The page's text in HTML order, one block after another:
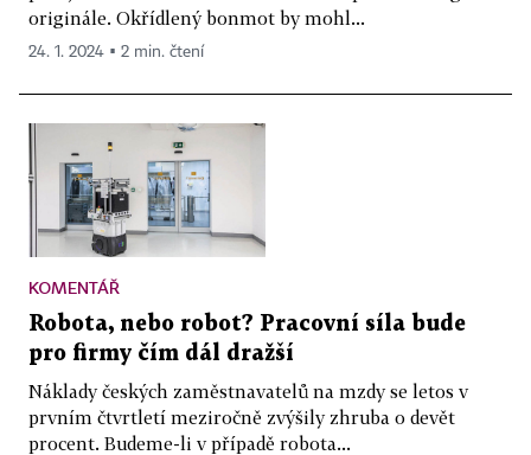
originále. Okřídlený bonmot by mohl...
24. 1. 2024 ▪ 2 min. čtení
KOMENTÁŘ
Robota, nebo robot? Pracovní síla bude
pro firmy čím dál dražší
Náklady českých zaměstnavatelů na mzdy se letos v
prvním čtvrtletí meziročně zvýšily zhruba o devět
procent. Budeme-li v případě robota...